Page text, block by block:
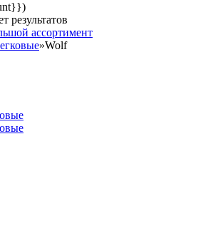
результатов
ассортимент
»Wolf